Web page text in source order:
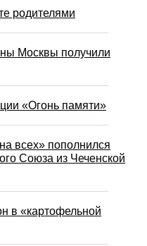
родителями
Москвы получили
«Огонь памяти»
всех» пополнился
Союза из Чеченской
в «картофельной